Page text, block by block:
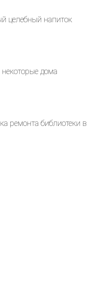
целебный напиток
дома
ремонта библиотеки в